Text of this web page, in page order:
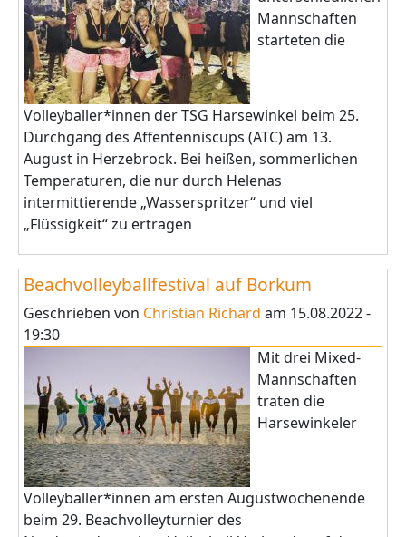
Mannschaften
starteten die
Volleyballer*innen der TSG Harsewinkel beim 25.
Durchgang des Affentenniscups (ATC) am 13.
August in Herzebrock. Bei heißen, sommerlichen
Temperaturen, die nur durch Helenas
intermittierende „Wasserspritzer“ und viel
„Flüssigkeit“ zu ertragen
Beachvolleyballfestival auf Borkum
Geschrieben von Christian Richard am 15.08.2022 -
19:30
Mit drei Mixed-
Mannschaften
traten die
Harsewinkeler
Volleyballer*innen am ersten Augustwochenende
beim 29. Beachvolleyturnier des